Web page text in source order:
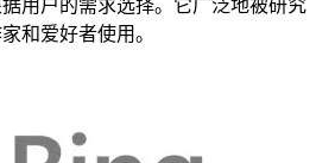
用户的需求选择。它广泛地被研究
和爱好者使用。